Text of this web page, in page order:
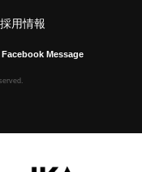
採用情報
Facebook Message